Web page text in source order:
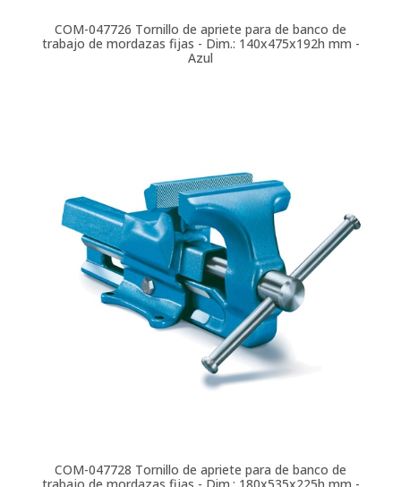
COM-047726 Tornillo de apriete para de banco de
trabajo de mordazas fijas - Dim.: 140x475x192h mm -
Azul
COM-047728 Tornillo de apriete para de banco de